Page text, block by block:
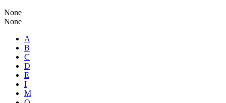
None
None
A
B
C
D
E
I
M